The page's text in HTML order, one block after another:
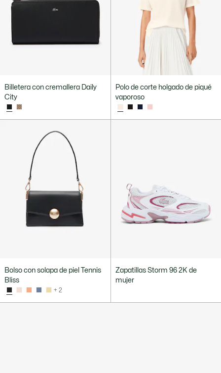
Billetera con cremallera Daily
City
Polo de corte holgado de piqué
vaporoso
Bolso con solapa de piel Tennis
Bliss
+ 2
Zapatillas Storm 96 2K de
mujer